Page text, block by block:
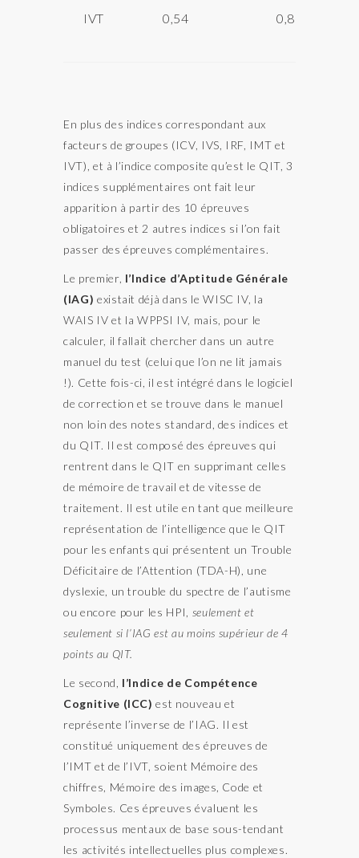
IVT 0,54 0,87
En plus des indices correspondant aux
facteurs de groupes (ICV, IVS, IRF, IMT et
IVT), et à l’indice composite qu’est le QIT, 3
indices supplémentaires ont fait leur
apparition à partir des 10 épreuves
obligatoires et 2 autres indices si l’on fait
passer des épreuves complémentaires.
Le premier, l’Indice d’Aptitude Générale
(IAG) existait déjà dans le WISC IV, la
WAIS IV et la WPPSI IV, mais, pour le
calculer, il fallait chercher dans un autre
manuel du test (celui que l’on ne lit jamais
!). Cette fois-ci, il est intégré dans le logiciel
de correction et se trouve dans le manuel
non loin des notes standard, des indices et
du QIT. Il est composé des épreuves qui
rentrent dans le QIT en supprimant celles
de mémoire de travail et de vitesse de
traitement. Il est utile en tant que meilleure
représentation de l’intelligence que le QIT
pour les enfants qui présentent un Trouble
Déficitaire de l’Attention (TDA-H), une
dyslexie, un trouble du spectre de l’autisme
ou encore pour les HPI, seulement et
seulement si l’IAG est au moins supérieur de 4
points au QIT.
Le second, l’Indice de Compétence
Cognitive (ICC)est nouveau et
représente l’inverse de l’IAG. Il est
constitué uniquement des épreuves de
l’IMT et de l’IVT, soient Mémoire des
chiffres, Mémoire des images, Code et
Symboles. Ces épreuves évaluent les
processus mentaux de base sous-tendant
les activités intellectuelles plus complexes.